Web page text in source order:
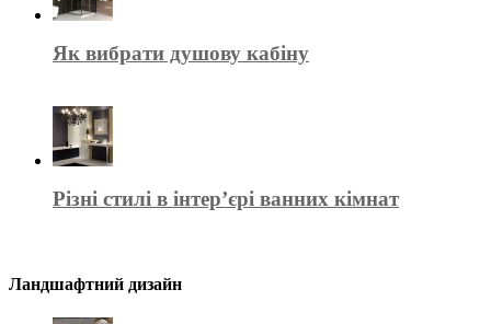
Як вибрати душову кабіну
Різні стилі в інтер’єрі ванних кімнат
Ландшафтний дизайн